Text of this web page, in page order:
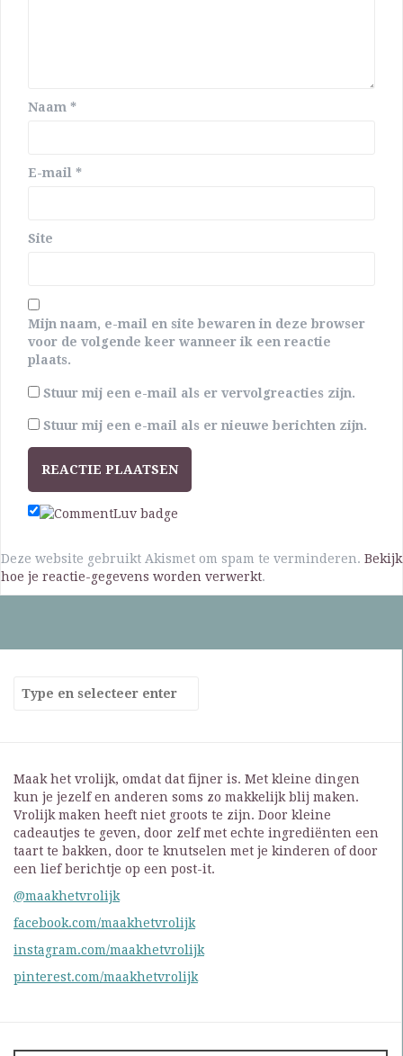
Naam *
E-mail *
Site
Mijn naam, e-mail en site bewaren in deze browser
voor de volgende keer wanneer ik een reactie
plaats.
Stuur mij een e-mail als er vervolgreacties zijn.
Stuur mij een e-mail als er nieuwe berichten zijn.
Deze website gebruikt Akismet om spam te verminderen. Bekijk
hoe je reactie-gegevens worden verwerkt.
Maak het vrolijk, omdat dat fijner is. Met kleine dingen
kun je jezelf en anderen soms zo makkelijk blij maken.
Vrolijk maken heeft niet groots te zijn. Door kleine
cadeautjes te geven, door zelf met echte ingrediënten een
taart te bakken, door te knutselen met je kinderen of door
een lief berichtje op een post-it.
@maakhetvrolijk
facebook.com/maakhetvrolijk
instagram.com/maakhetvrolijk
pinterest.com/maakhetvrolijk